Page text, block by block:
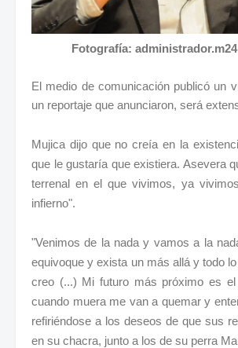
Fotografía:
El medio de comunicación publicó un
un reportaje que anunciaron, será
Mujica dijo que no creía en la
que le gustaría que existiera. Asevera
terrenal en el que vivimos, ya
infierno".
"Venimos de la nada y vamos a la
equivoque y exista un más allá y todo
creo (...) Mi futuro más próximo es el
cuando muera me van a quemar y
refiriéndose a los deseos de que sus
en su chacra, junto a los de su perra